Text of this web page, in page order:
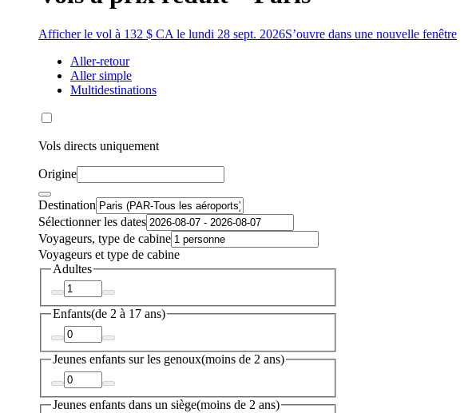
Afficher le vol à 132 $ CA le lundi 28 sept. 2026S’ouvre dans une nouvelle fenêtre
Aller-retour
Aller simple
Multidestinations
Vols directs uniquement
Origine
Destination
Sélectionner les dates
Voyageurs, type de cabine
Voyageurs et type de cabine
Adultes
Enfants(de 2 à 17 ans)
Jeunes enfants sur les genoux(moins de 2 ans)
Jeunes enfants dans un siège(moins de 2 ans)